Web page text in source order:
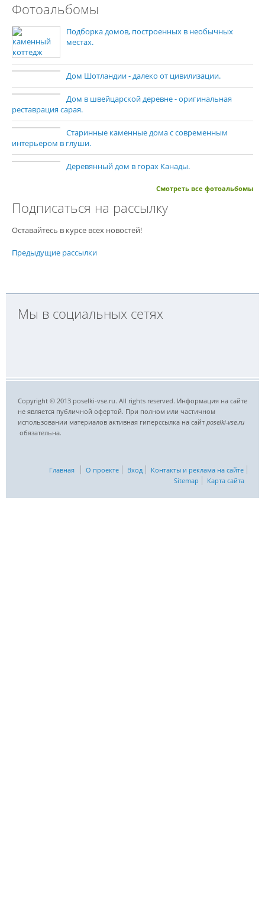
Фотоальбомы
Подборка домов, построенных в необычных
местах.
Дом Шотландии - далеко от цивилизации.
Дом в швейцарской деревне - оригинальная
реставрация сарая.
Старинные каменные дома с современным
интерьером в глуши.
Деревянный дом в горах Канады.
Смотреть все фотоальбомы
Подписаться на рассылку
Оставайтесь в курсе всех новостей!
Предыдущие рассылки
Мы в социальных сетях
Copyright © 2013 poselki-vse.ru. All rights reserved. Информация на сайте
не является публичной офертой. При полном или частичном
использовании материалов активная гиперссылка на сайт poselki-vse.ru​
обязательна.
Главная О проекте Вход
Контакты и реклама на сайте
Sitemap
Карта сайта